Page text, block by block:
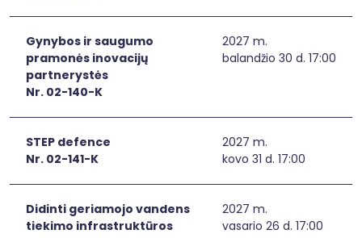
Gynybos ir saugumo
pramonės inovacijų
partnerystės
Nr. 02-140-K
2027 m.
balandžio 30 d. 17:00
STEP defence
Nr. 02-141-K
2027 m.
kovo 31 d. 17:00
Didinti geriamojo vandens
tiekimo infrastruktūros
2027 m.
vasario 26 d. 17:00